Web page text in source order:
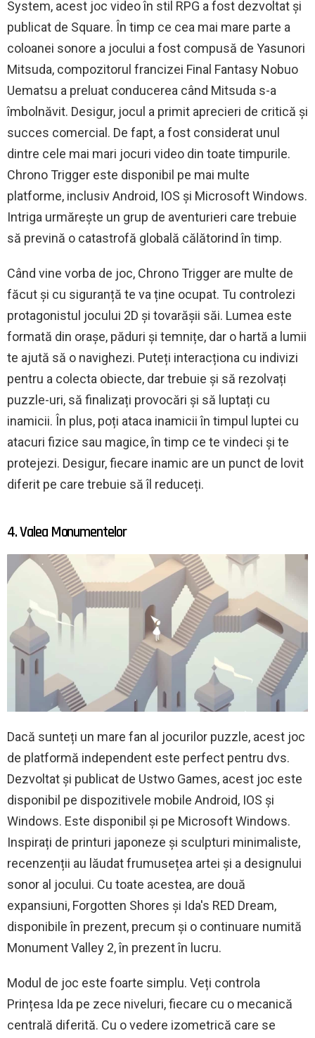
System, acest joc video în stil RPG a fost dezvoltat și
publicat de Square. În timp ce cea mai mare parte a
coloanei sonore a jocului a fost compusă de Yasunori
Mitsuda, compozitorul francizei Final Fantasy Nobuo
Uematsu a preluat conducerea când Mitsuda s-a
îmbolnăvit. Desigur, jocul a primit aprecieri de critică și
succes comercial. De fapt, a fost considerat unul
dintre cele mai mari jocuri video din toate timpurile.
Chrono Trigger este disponibil pe mai multe
platforme, inclusiv Android, IOS și Microsoft Windows.
Intriga urmărește un grup de aventurieri care trebuie
să prevină o catastrofă globală călătorind în timp.
Când vine vorba de joc, Chrono Trigger are multe de
făcut și cu siguranță te va ține ocupat. Tu controlezi
protagonistul jocului 2D și tovarășii săi. Lumea este
formată din orașe, păduri și temnițe, dar o hartă a lumii
te ajută să o navighezi. Puteți interacționa cu indivizi
pentru a colecta obiecte, dar trebuie și să rezolvați
puzzle-uri, să finalizați provocări și să luptați cu
inamicii. În plus, poți ataca inamicii în timpul luptei cu
atacuri fizice sau magice, în timp ce te vindeci și te
protejezi. Desigur, fiecare inamic are un punct de lovit
diferit pe care trebuie să îl reduceți.
4. Valea Monumentelor
Dacă sunteți un mare fan al jocurilor puzzle, acest joc
de platformă independent este perfect pentru dvs.
Dezvoltat și publicat de Ustwo Games, acest joc este
disponibil pe dispozitivele mobile Android, IOS și
Windows. Este disponibil și pe Microsoft Windows.
Inspirați de printuri japoneze și sculpturi minimaliste,
recenzenții au lăudat frumusețea artei și a designului
sonor al jocului. Cu toate acestea, are două
expansiuni, Forgotten Shores și Ida's RED Dream,
disponibile în prezent, precum și o continuare numită
Monument Valley 2, în prezent în lucru.
Modul de joc este foarte simplu. Veți controla
Prințesa Ida pe zece niveluri, fiecare cu o mecanică
centrală diferită. Cu o vedere izometrică care se